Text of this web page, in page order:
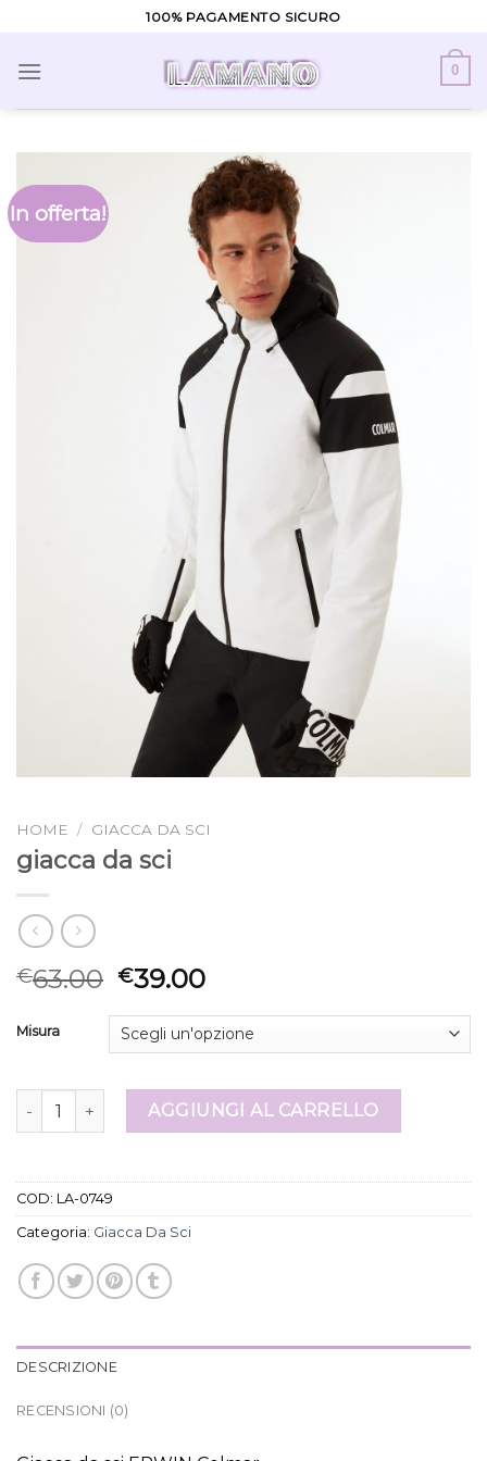
content
100% PAGAMENTO SICURO
0
In offerta!
HOME / GIACCA DA SCI
giacca da sci
€63.00 €39.00
Misura
giacca da sci quantitàAGGIUNGI AL CARRELLO
COD: LA-0749
Categoria: Giacca Da Sci
DESCRIZIONE
RECENSIONI (0)